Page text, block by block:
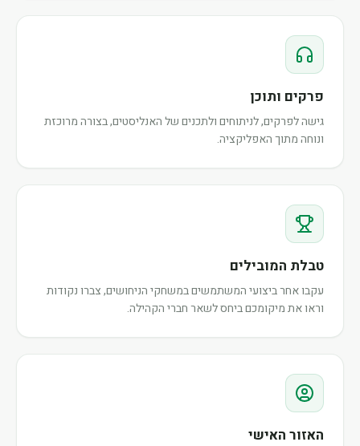
פרקים ותוכן
גישה לפרקים, לניתוחים ולתכנים של האנליסטים, בצורה מרוכזת
ונוחה מתוך האפליקציה.
טבלת המובילים
עקבו אחר ביצועי המשתמשים במשחקי הניחושים, צברו נקודות
וראו את מיקומכם ביחס לשאר חברי הקהילה.
האזור האישי